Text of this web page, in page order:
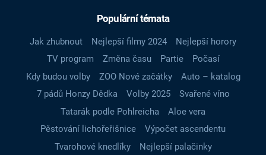
Populární témata
Jak zhubnout Nejlepší filmy 2024
Nejlepší horory
TV program
Změna času Partie
Počasí
Kdy budou volby
ZOO Nové začátky
Auto – katalog
7 pádů Honzy Dědka
Volby 2025
Svařené víno
Tatarák podle Pohlreicha
Aloe vera
Pěstování lichořeřišnice
Výpočet ascendentu
Tvarohové knedlíky
Nejlepší palačinky